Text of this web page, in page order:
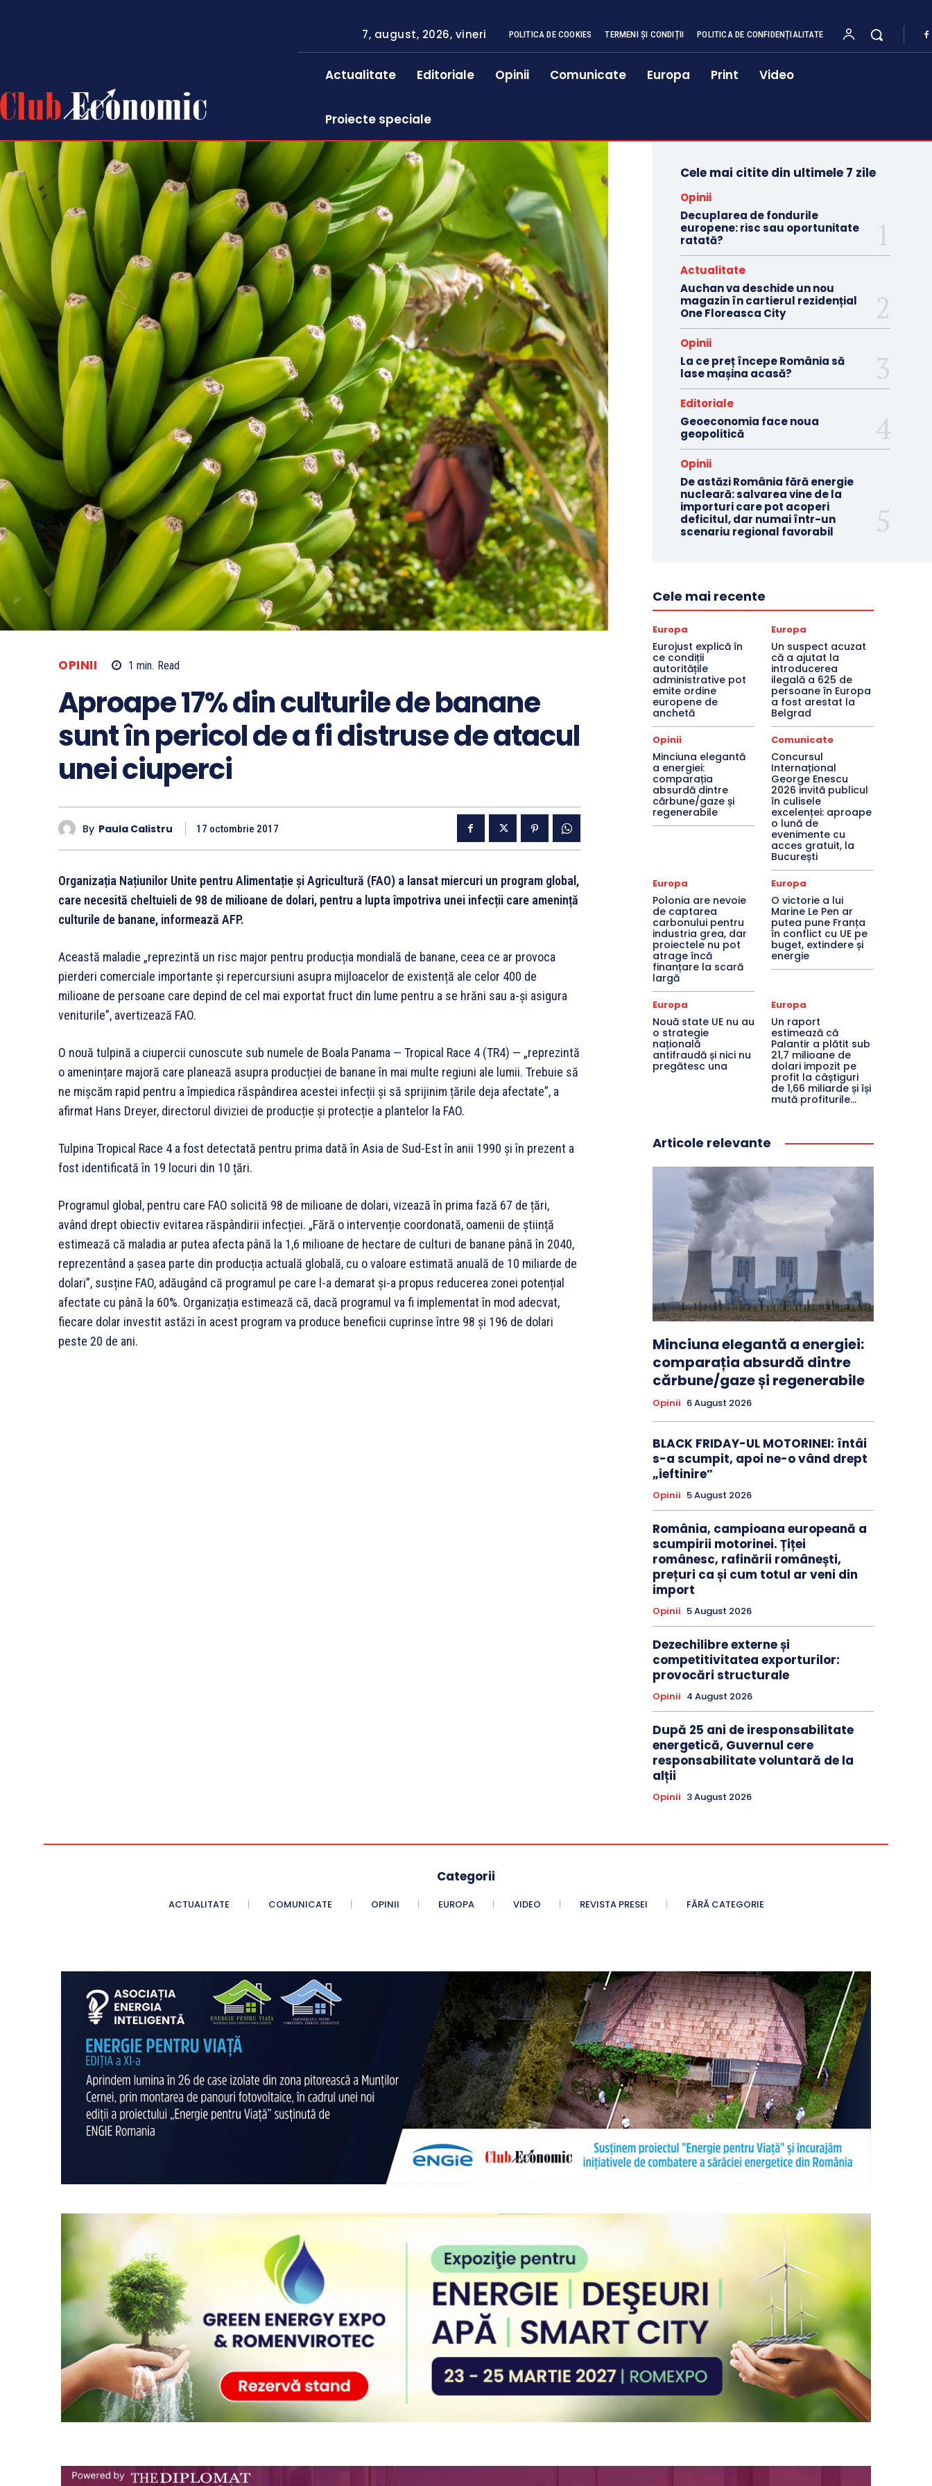
7, august, 2026, vineri POLITICA DE COOKIES TERMENI ȘI CONDIȚII POLITICA DE CONFIDENȚIALITATE
Actualitate Editoriale Opinii Comunicate Europa Print Video
Proiecte speciale
OPINII 1 min. Read
Aproape 17% din culturile de banane
sunt în pericol de a fi distruse de atacul
unei ciuperci
By Paula Calistru 17 octombrie 2017
Organizația Națiunilor Unite pentru Alimentație și Agricultură (FAO) a lansat miercuri un program global,
care necesită cheltuieli de 98 de milioane de dolari, pentru a lupta împotriva unei infecții care amenință
culturile de banane, informează AFP.
Această maladie „reprezintă un risc major pentru producția mondială de banane, ceea ce ar provoca
pierderi comerciale importante și repercursiuni asupra mijloacelor de existență ale celor 400 de
milioane de persoane care depind de cel mai exportat fruct din lume pentru a se hrăni sau a-și asigura
veniturile”, avertizează FAO.
O nouă tulpină a ciupercii cunoscute sub numele de Boala Panama — Tropical Race 4 (TR4) — „reprezintă
o amenințare majoră care planează asupra producției de banane în mai multe regiuni ale lumii. Trebuie să
ne mișcăm rapid pentru a împiedica răspândirea acestei infecții și să sprijinim țările deja afectate”, a
afirmat Hans Dreyer, directorul diviziei de producție și protecție a plantelor la FAO.
Tulpina Tropical Race 4 a fost detectată pentru prima dată în Asia de Sud-Est în anii 1990 și în prezent a
fost identificată în 19 locuri din 10 țări.
Programul global, pentru care FAO solicită 98 de milioane de dolari, vizează în prima fază 67 de țări,
având drept obiectiv evitarea răspândirii infecției. „Fără o intervenție coordonată, oamenii de știință
estimează că maladia ar putea afecta până la 1,6 milioane de hectare de culturi de banane până în 2040,
reprezentând a șasea parte din producția actuală globală, cu o valoare estimată anuală de 10 miliarde de
dolari”, susține FAO, adăugând că programul pe care l-a demarat și-a propus reducerea zonei potențial
afectate cu până la 60%. Organizația estimează că, dacă programul va fi implementat în mod adecvat,
fiecare dolar investit astăzi în acest program va produce beneficii cuprinse între 98 și 196 de dolari
peste 20 de ani.
Cele mai citite din ultimele 7 zile
Opinii
Decuplarea de fondurile
europene: risc sau oportunitate
ratată?
Actualitate
Auchan va deschide un nou
magazin în cartierul rezidențial
One Floreasca City
Opinii
La ce preț începe România să
lase mașina acasă?
Editoriale
Geoeconomia face noua
geopolitică
Opinii
De astăzi România fără energie
nucleară: salvarea vine de la
importuri care pot acoperi
deficitul, dar numai într-un
scenariu regional favorabil
Cele mai recente
Europa
Eurojust explică în
ce condiții
autoritățile
administrative pot
emite ordine
europene de
anchetă
Europa
Un suspect acuzat
că a ajutat la
introducerea
ilegală a 625 de
persoane în Europa
a fost arestat la
Belgrad
Opinii
Minciuna elegantă
a energiei:
comparația
absurdă dintre
cărbune/gaze și
regenerabile
Comunicate
Concursul
Internațional
George Enescu
2026 invită publicul
în culisele
excelenței: aproape
o lună de
evenimente cu
acces gratuit, la
București
Europa
Polonia are nevoie
de captarea
carbonului pentru
industria grea, dar
proiectele nu pot
atrage încă
finanțare la scară
largă
Europa
O victorie a lui
Marine Le Pen ar
putea pune Franța
în conflict cu UE pe
buget, extindere și
energie
Europa
Nouă state UE nu au
o strategie
națională
antifraudă și nici nu
pregătesc una
Europa
Un raport
estimează că
Palantir a plătit sub
21,7 milioane de
dolari impozit pe
profit la câștiguri
de 1,66 miliarde și își
mută profiturile...
Articole relevante
Minciuna elegantă a energiei:
comparația absurdă dintre
cărbune/gaze și regenerabile
Opinii 6 August 2026
BLACK FRIDAY-UL MOTORINEI: întâi
s-a scumpit, apoi ne-o vând drept
„ieftinire”
Opinii 5 August 2026
România, campioana europeană a
scumpirii motorinei. Țiței
românesc, rafinării românești,
prețuri ca și cum totul ar veni din
import
Opinii 5 August 2026
Dezechilibre externe și
competitivitatea exporturilor:
provocări structurale
Opinii 4 August 2026
După 25 ani de iresponsabilitate
energetică, Guvernul cere
responsabilitate voluntară de la
alții
Opinii 3 August 2026
Categorii
ACTUALITATE COMUNICATE OPINII EUROPA VIDEO REVISTA PRESEI FĂRĂ CATEGORIE